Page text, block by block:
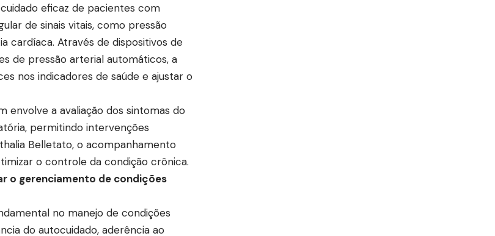
eficaz de pacientes com
de sinais vitais, como pressão
cardíaca. Através de dispositivos de
de pressão arterial automáticos, a
nos indicadores de saúde e ajustar o
a avaliação dos sintomas do
permitindo intervenções
Belletato, o acompanhamento
o controle da condição crônica.
o gerenciamento de condições
no manejo de condições
do autocuidado, aderência ao